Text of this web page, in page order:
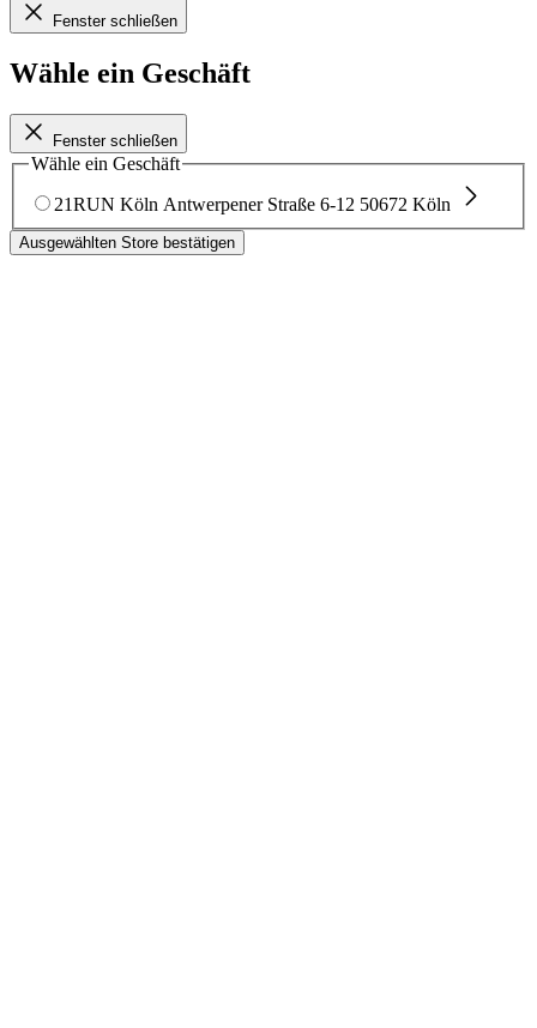
Fenster schließen
Wähle ein Geschäft
Fenster schließen
Wähle ein Geschäft
21RUN Köln Antwerpener Straße 6-12 50672 Köln
Ausgewählten Store bestätigen